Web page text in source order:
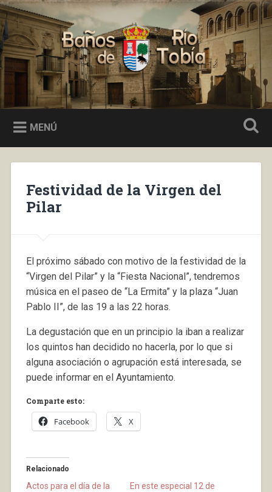
Saltar
al
contenido
Buscar
Baños de Río Tobía
MENÚ
Festividad de la Virgen del
Pilar
El próximo sábado con motivo de la festividad de la
“Virgen del Pilar” y la “Fiesta Nacional”, tendremos
música en el paseo de “La Ermita” y la plaza “Juan
Pablo II”, de las 19 a las 22 horas.
La degustación que en un principio la iban a realizar
los quintos han decidido no hacerla, por lo que si
alguna asociación o agrupación está interesada, se
puede informar en el Ayuntamiento.
Comparte esto:
Facebook X
Relacionado
Actos para el día de la
En este especial 12 de